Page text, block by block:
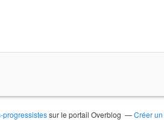
progressistessur le portail Overblog Créer